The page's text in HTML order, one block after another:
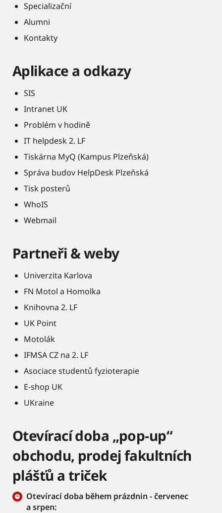
Specializační
Alumni
Kontakty
Aplikace a odkazy
SIS
Intranet UK
Problém v hodině
IT helpdesk 2. LF
Tiskárna MyQ (Kampus Plzeňská)
Správa budov HelpDesk Plzeňská
Tisk posterů
WhoIS
Webmail
Partneři & weby
Univerzita Karlova
FN Motol a Homolka
Knihovna 2. LF
UK Point
Motolák
IFMSA CZ na 2. LF
Asociace studentů fyzioterapie
E-shop UK
UKraine
Otevírací doba „pop-up“
obchodu, prodej fakultních
plášťů a triček
Otevírací doba během prázdnin - červenec
a srpen: